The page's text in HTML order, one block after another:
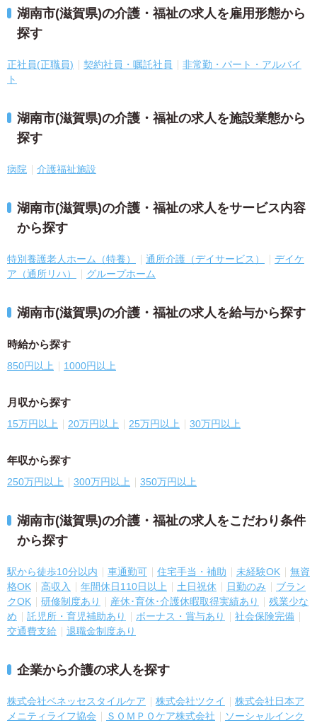
湖南市(滋賀県)の介護・福祉の求人を雇用形態から
探す
正社員(正職員) 契約社員・嘱託社員
非常勤・パート・アルバイ
ト
湖南市(滋賀県)の介護・福祉の求人を施設業態から
探す
病院 介護福祉施設
湖南市(滋賀県)の介護・福祉の求人をサービス内容
から探す
特別養護老人ホーム（特養） 通所介護（デイサービス）
デイケ
ア（通所リハ）
グループホーム
湖南市(滋賀県)の介護・福祉の求人を給与から探す
時給から探す
850円以上 1000円以上
月収から探す
15万円以上 20万円以上 25万円以上 30万円以上
年収から探す
250万円以上 300万円以上 350万円以上
湖南市(滋賀県)の介護・福祉の求人をこだわり条件
から探す
駅から徒歩10分以内 車通勤可 住宅手当・補助 未経験OK
無資
格OK
高収入 年間休日110日以上 土日祝休 日勤のみ
ブラン
クOK
研修制度あり 産休･育休･介護休暇取得実績あり
残業少な
め
託児所・育児補助あり ボーナス・賞与あり
社会保険完備
交通費支給
退職金制度あり
企業から介護の求人を探す
株式会社ベネッセスタイルケア 株式会社ツクイ
株式会社日本ア
メニティライフ協会
ＳＯＭＰＯケア株式会社
ソーシャルインク